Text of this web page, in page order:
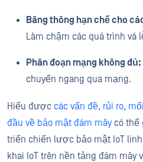
Băng thông hạn chế cho
Làm chậm các quá trình vá
Phân đoạn mạng không đủ:
chuyển ngang qua mạng.
Hiểu được các vấn đề, rủi ro,
đầu về bảo mật đám mâycó thể
triển chiến lược bảo mật IoT
khai IoT trên nền tảng đám